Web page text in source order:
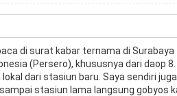
di surat kabar ternama di
(Persero), khususnya dari daop
dari stasiun baru. Saya sendiri
stasiun lama langsung gobyos